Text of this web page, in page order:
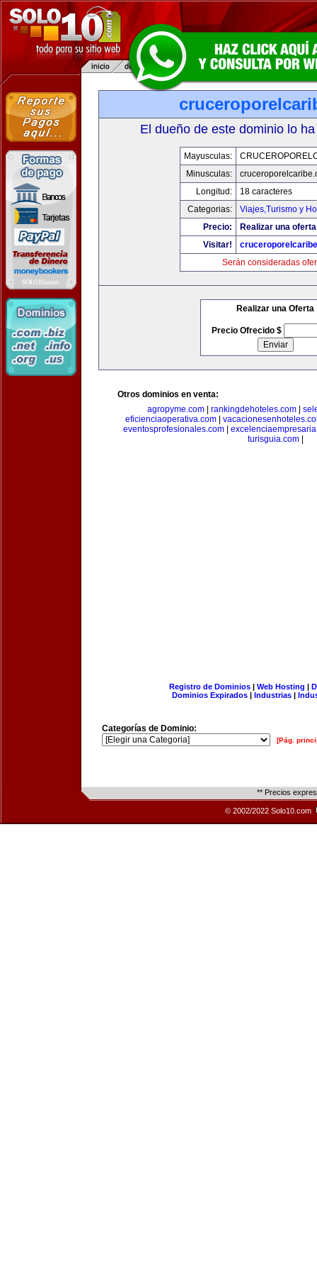
El dueño de este dominio lo
Mayusculas:
Minusculas:
Longitud:
18 caracteres
Categorias:
Viajes,Turismo y
Precio:
Realizar una
Visitar!
Serán consideradas
Realizar una Oferta
Precio Ofrecido $
Otros dominios en venta:
agropyme.com| rankingdehoteles.com|
eficienciaoperativa.com
eventosprofesionales.com
turisguia.com|
Registro de Dominios| Web Hosting |
Dominios Expirados | Industrias |
Categorías de Dominio:
[Pág.
** Precios
© 2002/2022 Solo10.com